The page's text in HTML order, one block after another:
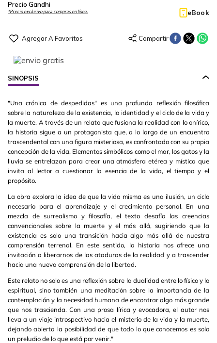
Precio Gandhi
*Precio exclusivo para compras en línea. eBook
SINOPSIS
"Una crónica de despedidas" es una profunda reflexión filosófica
sobre la naturaleza de la existencia, la identidad y el ciclo de la vida y
la muerte. A través de un relato que fusiona la realidad con lo onírico,
la historia sigue a un protagonista que, a lo largo de un encuentro
trascendental con una figura misteriosa, es confrontado con su propia
concepción de la vida. Elementos simbólicos como el mar, los gatos y la
lluvia se entrelazan para crear una atmósfera etérea y mística que
invita al lector a cuestionar la esencia de la vida, el tiempo y el
propósito.
La obra explora la idea de que la vida misma es una ilusión, un ciclo
necesario para el aprendizaje y el crecimiento personal. En una
mezcla de surrealismo y filosofía, el texto desafía las creencias
convencionales sobre la muerte y el más allá, sugiriendo que la
existencia es solo una transición hacia algo más allá de nuestra
comprensión terrenal. En este sentido, la historia nos ofrece una
invitación a liberarnos de las ataduras de la realidad y a trascender
hacia una nueva comprensión de la libertad.
Este relato no solo es una reflexión sobre la dualidad entre lo físico y lo
espiritual, sino también una meditación sobre la importancia de la
contemplación y la necesidad humana de encontrar algo más grande
que nos trascienda. Con una prosa lírica y evocadora, el autor nos
lleva a un viaje introspectivo hacia el misterio de la vida y la muerte,
dejando abierta la posibilidad de que todo lo que conocemos es solo
un preludio de lo que está por venir."